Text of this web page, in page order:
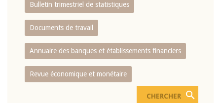
Bulletin trimestriel de statistiques
Documents de travail
Annuaire des banques et établissements financiers
Revue économique et monétaire